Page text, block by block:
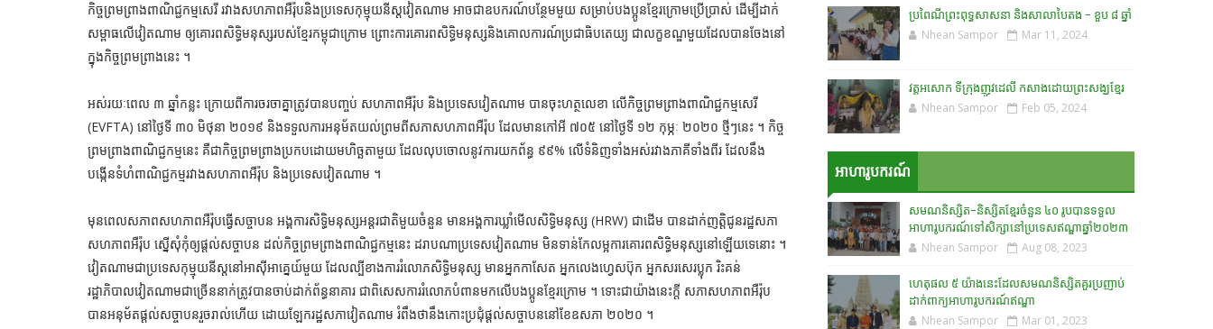
កិច្ចព្រមព្រាងពាណិជ្ជកម្មសេរី រវាងសហភាពអឺរ៉ុបនិងប្រទេសកុម្មុយនីស្តវៀតណាម អាចជាឧបករណ៍បន្ថែមមួយ សម្រាប់បងប្អូនខ្មែរក្រោមប្រើប្រាស់ ដើម្បីដាក់
សម្ពាធលើវៀតណាម ឲ្យគោរពសិទ្ធិមនុស្សរបស់ខ្មែរកម្ពុជាក្រោម ព្រោះការគោរពសិទ្ធិមនុស្សនិងគោលការណ៍ប្រជាធិបតេយ្យ ជាលក្ខខណ្ឌមួយដែលបានចែងនៅ
ក្នុងកិច្ចព្រមព្រាងនេះ ។
អស់រយៈពេល ៣ ឆ្នាំកន្លះ ក្រោយពីការចរចាគ្នាត្រូវបានបញ្ចប់ សហភាពអឺរ៉ុប និងប្រទេសវៀតណាម បានចុះហត្ថលេខា លើកិច្ចព្រមព្រាងពាណិជ្ជកម្មសេរី
(EVFTA) នៅថ្ងៃទី ៣០ មិថុនា ២០១៩ និងទទួលការអនុម័តយល់ព្រមពីសភាសហភាពអឺរ៉ុប ដែលមានកៅអី ៧០៥ នៅថ្ងៃទី ១២ កុម្ភៈ ២០២០ ថ្មីៗនេះ ។ កិច្ច
ព្រមព្រាងពាណិជ្ជកម្មនេះ គឺជាកិច្ចព្រមព្រាងប្រកបដោយមហិច្ឆតាមួយ ដែលលុបចោលនូវការយកព័ន្ធ ៩៩% លើទំនិញទាំងអស់រវាងភាគីទាំងពីរ ដែលនឹង
បង្កើនទំហំពាណិជ្ជកម្មរវាងសហភាពអឺរ៉ុប និងប្រទេសវៀតណាម ។
មុនពេលសភាពសហភាពអឺរ៉ុបធ្វើសច្ចាបន អង្គការសិទ្ធិមនុស្សអន្តរជាតិមួយចំនួន មានអង្គការឃ្លាំមើលសិទ្ធិមនុស្ស (HRW) ជាដើម បានដាក់ញត្តិជូនរដ្ឋសភា
សហភាពអឺរ៉ុប ស្នើសុំកុំឲ្យផ្ដល់សច្ចាបន ដល់កិច្ចព្រមព្រាងពាណិជ្ជកម្មនេះ ដរាបណាប្រទេសវៀតណាម មិនទាន់កែលម្អការគោរពសិទ្ធិមនុស្សនៅឡើយទេនោះ ។
វៀតណាមជាប្រទេសកុម្មុយនីស្តនៅអាស៊ីអាគ្នេយ៍មួយ ដែលល្បីខាងការរំលោភសិទ្ធិមនុស្ស មានអ្នកកាសែត អ្នកលេងហ្វេសប៊ុក អ្នកសរសេរប្លុក រិះគន់
រដ្ឋាភិបាលវៀតណាមជាច្រើននាក់ត្រូវបានចាប់ដាក់ព័ន្ធនាគារ ជាពិសេសការរំលោភបំពានមកលើបងប្អូនខ្មែរក្រោម ។ ទោះជាយ៉ាងនេះក្តី សភាសហភាពអឺរ៉ុប
បានអនុម័តផ្ដល់សច្ចាបនរួចរាល់ហើយ ដោយឡែករដ្ឋសភាវៀតណាម រំពឹងថានឹងកោះប្រជុំផ្ដល់សច្ចាបននៅខែឧសភា ២០២០ ។
ប្រពៃណីព្រះពុទ្ធសាសនា និងសាលាបៃតង - ខួប ៨ ឆ្នាំ
Nhean Sampor Mar 11, 2024
វត្តអសោក ទីក្រុងញូវដេលី កសាងដោយព្រះសង្ឃខ្មែរ
Nhean Sampor Feb 05, 2024
អាហារូបករណ៍
សមណនិស្សិត-និស្សិតខ្មែរចំនួន ៤០ រូបបានទទួល
អាហារូបករណ៍ទៅសិក្សានៅប្រទេសឥណ្ឌាឆ្នាំ២០២៣
Nhean Sampor Aug 08, 2023
ហេតុផល ៥ យ៉ាងនេះដែលសមណនិស្សិតគួរប្រញាប់
ដាក់ពាក្យអាហារូបករណ៍ឥណ្ឌា
Nhean Sampor Mar 01, 2023